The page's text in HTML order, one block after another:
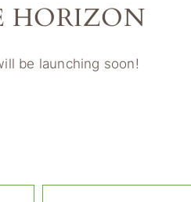
HORIZON
be launching soon!